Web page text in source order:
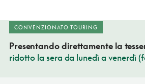
CONVENZIONATO TOURING
Presentando direttamente la
ridotto la sera da lunedì a venerdì